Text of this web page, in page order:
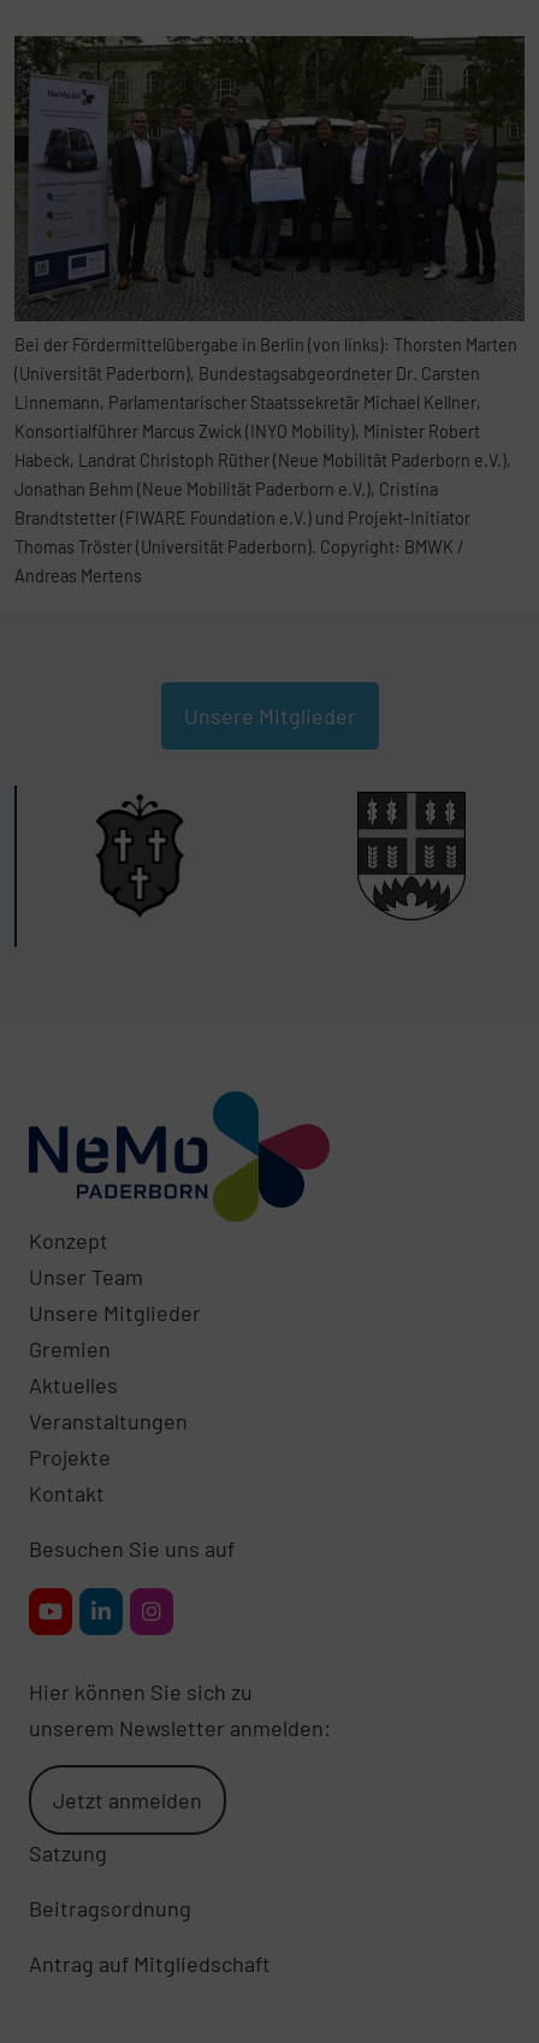
Bei der Fördermittelübergabe in Berlin (von links): Thorsten Marten
(Universität Paderborn), Bundestagsabgeordneter Dr. Carsten
Linnemann, Parlamentarischer Staatssekretär Michael Kellner,
Konsortialführer Marcus Zwick (INYO Mobility), Minister Robert
Habeck, Landrat Christoph Rüther (Neue Mobilität Paderborn e.V.),
Jonathan Behm (Neue Mobilität Paderborn e.V.), Cristina
Brandtstetter (FIWARE Foundation e.V.) und Projekt-Initiator
Thomas Tröster (Universität Paderborn). Copyright: BMWK /
Andreas Mertens
Unsere Mitglieder
Konzept
Unser Team
Unsere Mitglieder
Gremien
Aktuelles
Veranstaltungen
Projekte
Kontakt
Besuchen Sie uns auf
Hier können Sie sich zu
unserem Newsletter anmelden:
Jetzt anmelden
Satzung
Beitragsordnung
Antrag auf Mitgliedschaft